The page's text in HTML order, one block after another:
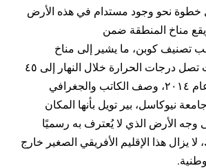
خطوة نحو وجود مستدام في هذه الأرض
مناخ المنطقة ضمن
تصنيف كوبن، ما يشير إلى مناخ
صحراوي حار، حيث تصل درجات الحرارة خلال النهار إلى ٤٥
درجة مئوية. وفي عام ٢٠١٤، وصف الكاتب والجغرافي
نيوكاسل، بير تويل بأنها المكان
وجه الأرض الذي لا يُعترف به رسميًا
لا يزال هذا الإقليم الأفريقي الصغير خارج